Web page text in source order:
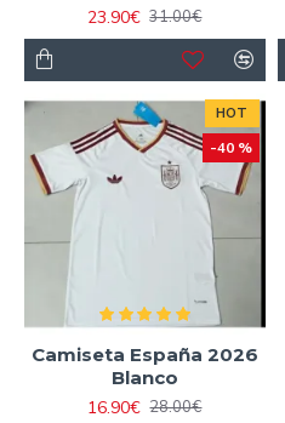
23.90€ 31.00€
HOT
-40 %
Camiseta España 2026
Blanco
16.90€ 28.00€